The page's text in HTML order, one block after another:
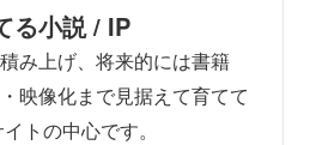
る小説 / IP
み上げ、将来的には書籍
映像化まで見据えて育てて
トの中心です。